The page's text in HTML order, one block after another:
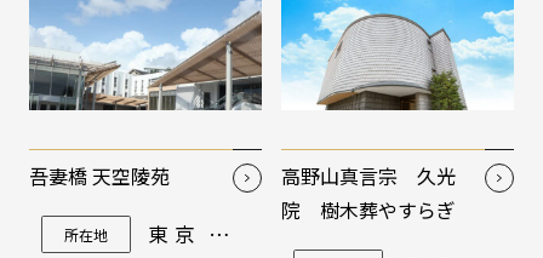
吾妻橋 天空陵苑
所在地 東京都墨
高野山真言宗 久光
院 樹木葬やすらぎ